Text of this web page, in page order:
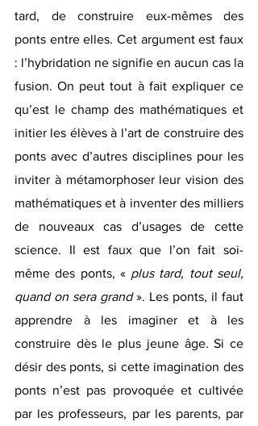
tard, de construire eux-mêmes des
ponts entre elles. Cet argument est faux
: l’hybridation ne signifie en aucun cas la
fusion. On peut tout à fait expliquer ce
qu’est le champ des mathématiques et
initier les élèves à l’art de construire des
ponts avec d’autres disciplines pour les
inviter à métamorphoser leur vision des
mathématiques et à inventer des milliers
de nouveaux cas d’usages de cette
science. Il est faux que l’on fait soi-
même des ponts, « plus tard, tout seul,
quand on sera grand ». Les ponts, il faut
apprendre à les imaginer et à les
construire dès le plus jeune âge. Si ce
désir des ponts, si cette imagination des
ponts n’est pas provoquée et cultivée
par les professeurs, par les parents, par